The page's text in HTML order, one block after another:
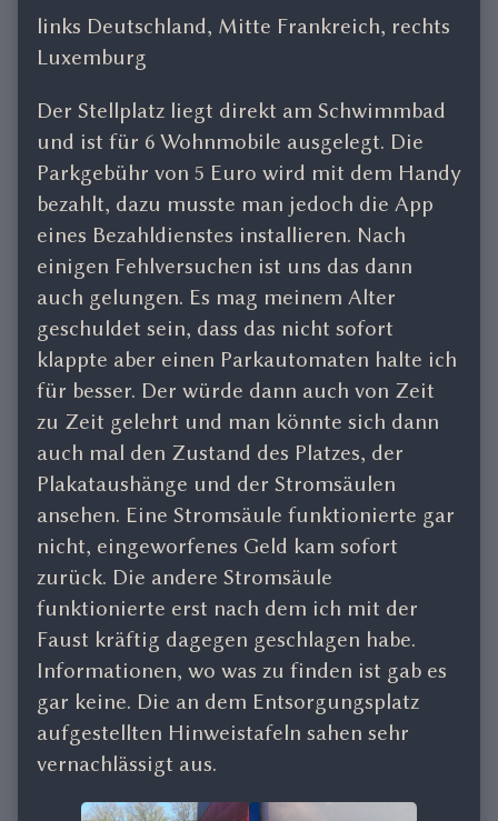
links Deutschland, Mitte Frankreich, rechts
Luxemburg
Der Stellplatz liegt direkt am Schwimmbad
und ist für 6 Wohnmobile ausgelegt. Die
Parkgebühr von 5 Euro wird mit dem Handy
bezahlt, dazu musste man jedoch die App
eines Bezahldienstes installieren. Nach
einigen Fehlversuchen ist uns das dann
auch gelungen. Es mag meinem Alter
geschuldet sein, dass das nicht sofort
klappte aber einen Parkautomaten halte ich
für besser. Der würde dann auch von Zeit
zu Zeit gelehrt und man könnte sich dann
auch mal den Zustand des Platzes, der
Plakataushänge und der Stromsäulen
ansehen. Eine Stromsäule funktionierte gar
nicht, eingeworfenes Geld kam sofort
zurück. Die andere Stromsäule
funktionierte erst nach dem ich mit der
Faust kräftig dagegen geschlagen habe.
Informationen, wo was zu finden ist gab es
gar keine. Die an dem Entsorgungsplatz
aufgestellten Hinweistafeln sahen sehr
vernachlässigt aus.